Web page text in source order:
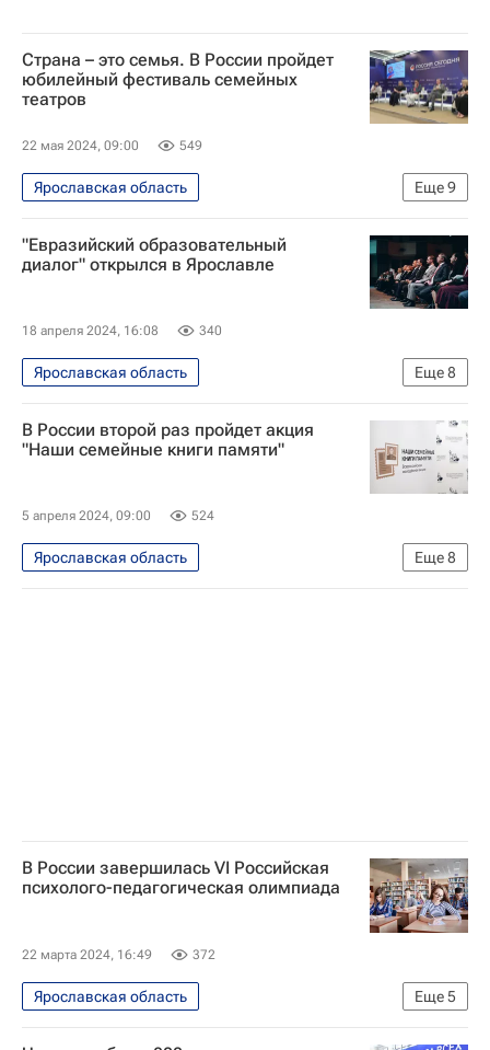
Страна – это семья. В России пройдет
юбилейный фестиваль семейных
театров
22 мая 2024, 09:00 549
Еще9
Ярославская область
Социальный навигатор
Россия
Москва
Евгений Князев
Общество
Культура
Новости культуры
"Евразийский образовательный
диалог" открылся в Ярославле
18 апреля 2024, 16:08 340
Еще8
Ярославская область
Социальный навигатор
СН_Образование
Общество
Сергей Кравцов
Российская академия образования
В России второй раз пройдет акция
"Наши семейные книги памяти"
5 апреля 2024, 09:00 524
Еще8
Ярославская область
Социальный навигатор
Год семьи
В России завершилась VI Российская
психолого-педагогическая олимпиада
22 марта 2024, 16:49 372
Еще5
Ярославская область
Социальный навигатор